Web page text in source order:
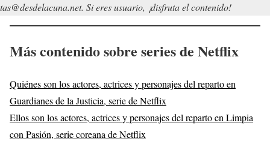
Si eres usuario, ¡disfruta el contenido!
Más contenido sobre series de Netflix
Quiénes son los actores, actrices y personajes del reparto en
Guardianes de la Justicia, serie de Netflix
Ellos son los actores, actrices y personajes del reparto en Limpia
con Pasión, serie coreana de Netflix